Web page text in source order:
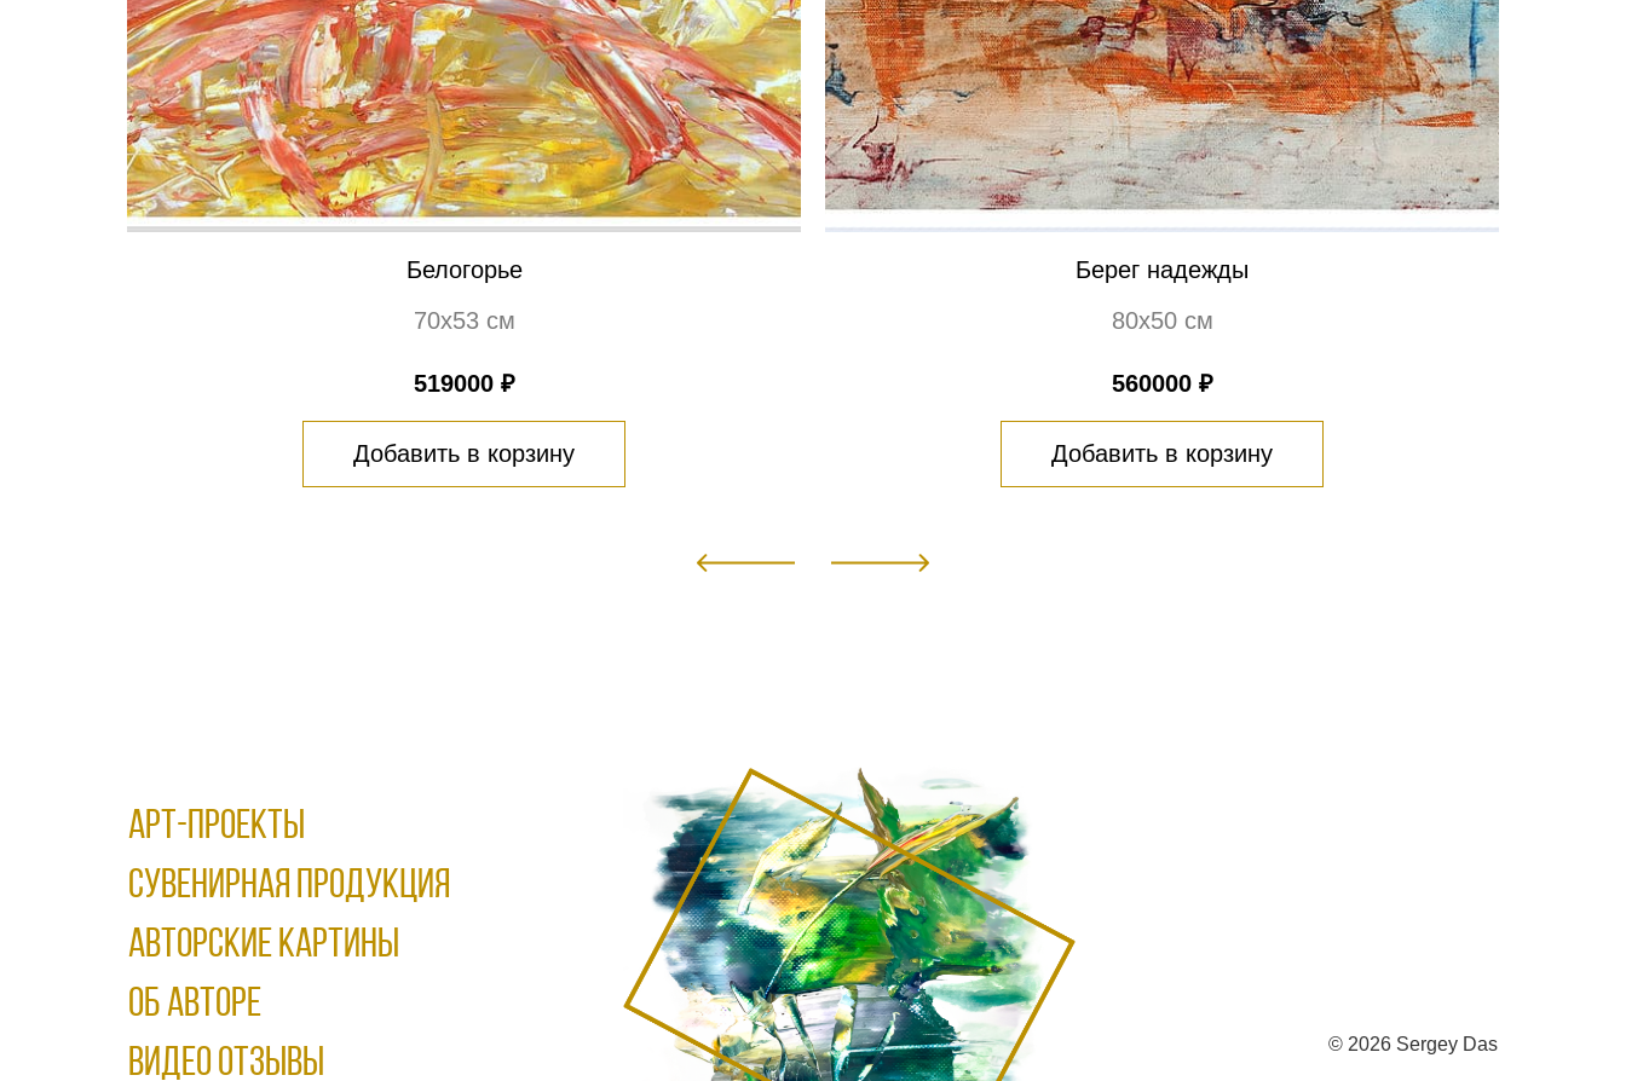
Белогорье
70х53 см
519000 ₽
Добавить в корзину
Берег надежды
80х50 см
560000 ₽
Добавить в корзину
АРТ-ПРОЕКТЫ
Сувенирная продукция
АВТОРСКИЕ КАРТИНЫ
ОБ АВТОРЕ
ВИДЕО ОТЗЫВЫ
© 2026 Sergey Das